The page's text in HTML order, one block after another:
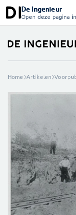
De Ingenieur
Open deze pagina
Home Artikelen